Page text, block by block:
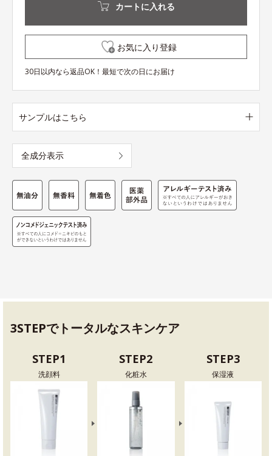
カートに入れる
お気に入り登録
30日以内なら返品OK！最短で次の日にお届け
サンプルはこちら
全成分表示
3STEPでトータルなスキンケア
STEP1
洗顔料
STEP2
化粧水
STEP3
保湿液